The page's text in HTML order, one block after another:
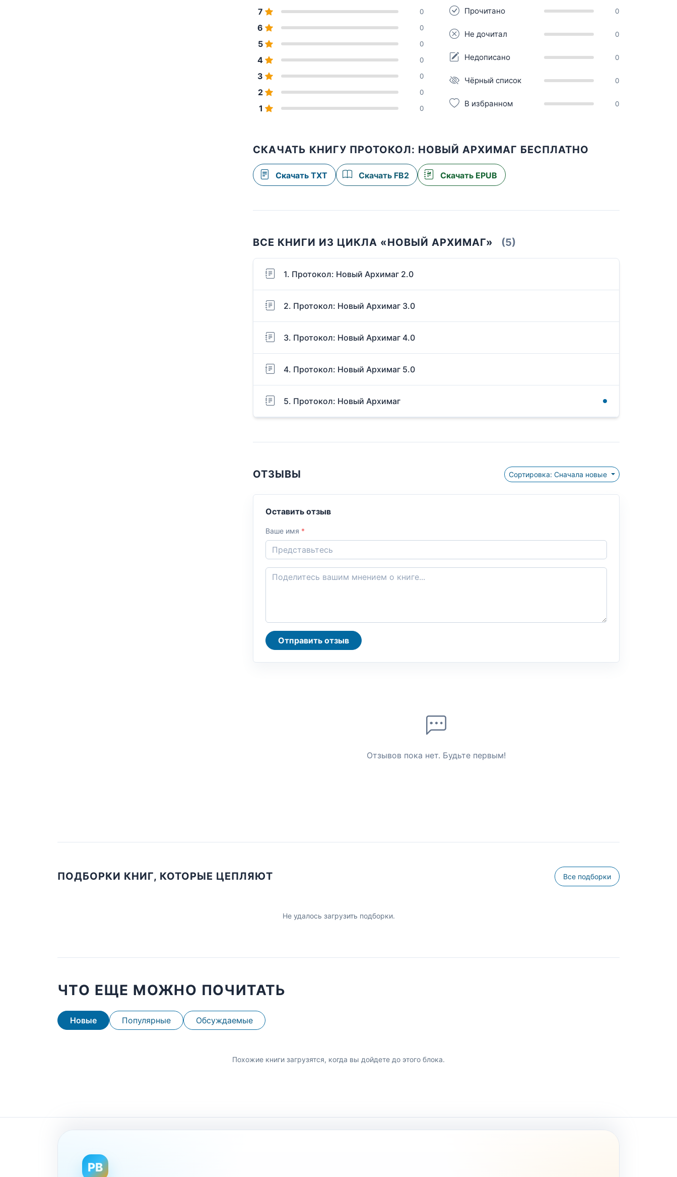
7 0
6 0
5 0
4 0
3 0
2 0
1 0
Прочитано 0
Не дочитал 0
Недописано 0
Чёрный список 0
В избранном 0
СКАЧАТЬ КНИГУ ПРОТОКОЛ: НОВЫЙ АРХИМАГ БЕСПЛАТНО
Скачать TXT Скачать FB2 Скачать EPUB
ВСЕ КНИГИ ИЗ ЦИКЛА «НОВЫЙ АРХИМАГ» (5)
1. Протокол: Новый Архимаг 2.0
2. Протокол: Новый Архимаг 3.0
3. Протокол: Новый Архимаг 4.0
4. Протокол: Новый Архимаг 5.0
5. Протокол: Новый Архимаг
ОТЗЫВЫ Сортировка: Сначала новые
Оставить отзыв
Ваше имя *
Отправить отзыв
Отзывов пока нет. Будьте первым!
ПОДБОРКИ КНИГ, КОТОРЫЕ ЦЕПЛЯЮТ Все подборки
Не удалось загрузить подборки.
ЧТО ЕЩЕ МОЖНО ПОЧИТАТЬ
Новые Популярные Обсуждаемые
Похожие книги загрузятся, когда вы дойдете до этого блока.
PB